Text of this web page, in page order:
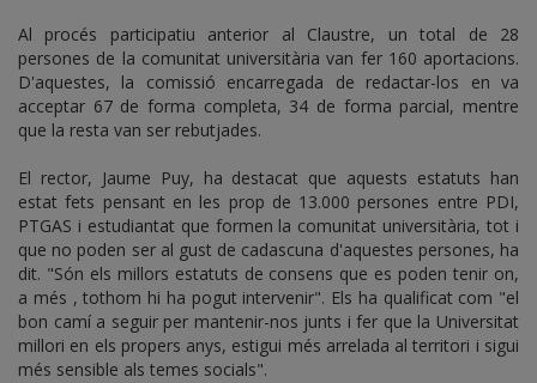
Al procés participatiu anterior al Claustre, un total de 28
persones de la comunitat universitària van fer 160 aportacions.
D'aquestes, la comissió encarregada de redactar-los en va
acceptar 67 de forma completa, 34 de forma parcial, mentre
que la resta van ser rebutjades.
El rector, Jaume Puy, ha destacat que aquests estatuts han
estat fets pensant en les prop de 13.000 persones entre PDI,
PTGAS i estudiantat que formen la comunitat universitària, tot i
que no poden ser al gust de cadascuna d'aquestes persones, ha
dit. "Són els millors estatuts de consens que es poden tenir on,
a més , tothom hi ha pogut intervenir". Els ha qualificat com "el
bon camí a seguir per mantenir-nos junts i fer que la Universitat
millori en els propers anys, estigui més arrelada al territori i sigui
més sensible als temes socials".